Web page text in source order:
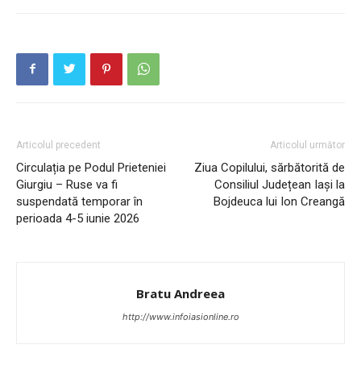
Utile
Articolul precedent
Circulația pe Podul Prieteniei
Giurgiu – Ruse va fi
suspendată temporar în
perioada 4-5 iunie 2026
Articolul următor
Ziua Copilului, sărbătorită de
Consiliul Județean Iași la
Bojdeuca lui Ion Creangă
Bratu Andreea
http://www.infoiasionline.ro